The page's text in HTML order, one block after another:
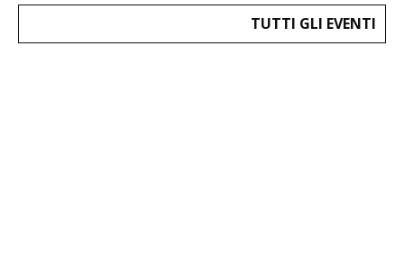
TUTTI GLI EVENTI